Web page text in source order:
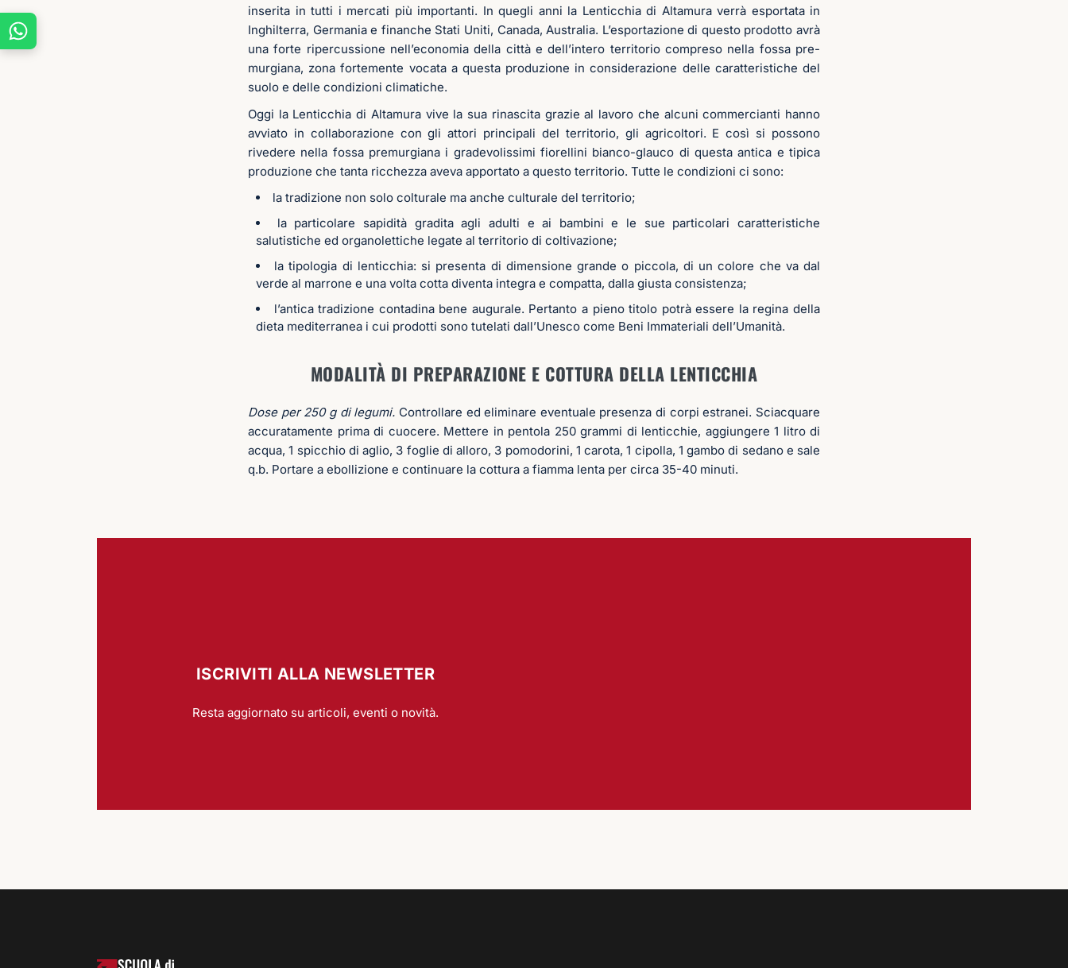
inserita in tutti i mercati più importanti. In quegli anni la Lenticchia di Altamura verrà esportata in
Inghilterra, Germania e finanche Stati Uniti, Canada, Australia. L’esportazione di questo prodotto avrà
una forte ripercussione nell’economia della città e dell’intero territorio compreso nella fossa pre-
murgiana, zona fortemente vocata a questa produzione in considerazione delle caratteristiche del
suolo e delle condizioni climatiche.
Oggi la Lenticchia di Altamura vive la sua rinascita grazie al lavoro che alcuni commercianti hanno
avviato in collaborazione con gli attori principali del territorio, gli agricoltori. E così si possono
rivedere nella fossa premurgiana i gradevolissimi fiorellini bianco-glauco di questa antica e tipica
produzione che tanta ricchezza aveva apportato a questo territorio. Tutte le condizioni ci sono:
la tradizione non solo colturale ma anche culturale del territorio;
la particolare sapidità gradita agli adulti e ai bambini e le sue particolari caratteristiche
salutistiche ed organolettiche legate al territorio di coltivazione;
la tipologia di lenticchia: si presenta di dimensione grande o piccola, di un colore che va dal
verde al marrone e una volta cotta diventa integra e compatta, dalla giusta consistenza;
l’antica tradizione contadina bene augurale. Pertanto a pieno titolo potrà essere la regina della
dieta mediterranea i cui prodotti sono tutelati dall’Unesco come Beni Immateriali dell’Umanità.
MODALITÀ DI PREPARAZIONE E COTTURA DELLA LENTICCHIA
Dose per 250 g di legumi. Controllare ed eliminare eventuale presenza di corpi estranei. Sciacquare
accuratamente prima di cuocere. Mettere in pentola 250 grammi di lenticchie, aggiungere 1 litro di
acqua, 1 spicchio di aglio, 3 foglie di alloro, 3 pomodorini, 1 carota, 1 cipolla, 1 gambo di sedano e sale
q.b. Portare a ebollizione e continuare la cottura a fiamma lenta per circa 35-40 minuti.
ISCRIVITI ALLA NEWSLETTER
Resta aggiornato su articoli, eventi o novità.